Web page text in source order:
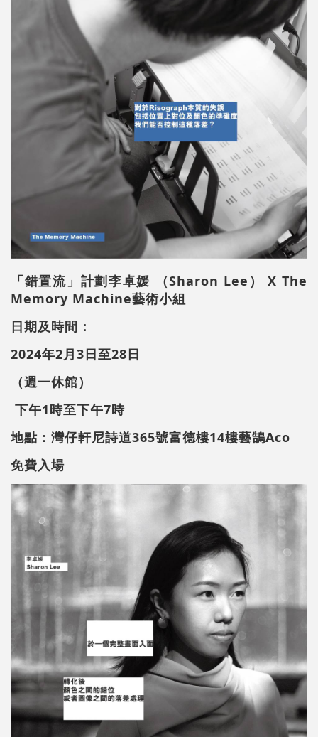
「錯置流」計劃李卓媛 （Sharon Lee） X The
Memory Machine藝術小組
日期及時間：
2024年2月3日至28日
（週一休館）
下午1時至下午7時
地點：灣仔軒尼詩道365號富德樓14樓藝鵠Aco
免費入場